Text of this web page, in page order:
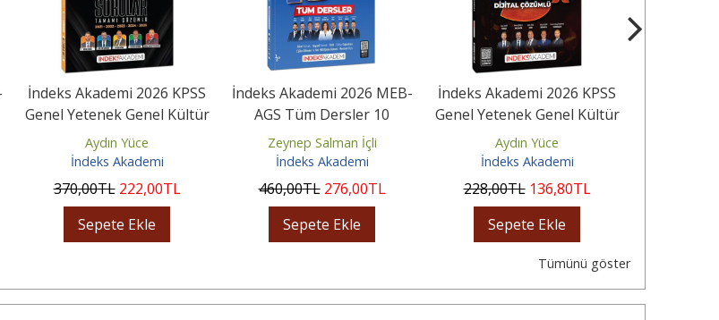
İndeks Akademi 2026 KPSS
Genel Yetenek Genel Kültür
ÖSYM nin İndeksi...
Aydın Yüce
İndeks Akademi
370,00TL 222,00TL
Sepete Ekle
İndeks Akademi 2026 MEB-
AGS Tüm Dersler 10
DenemeX Çözümlü
Zeynep Salman İçli
İndeks Akademi
460,00TL 276,00TL
Sepete Ekle
İndeks Akademi 2026 KPSS
Genel Yetenek Genel Kültür
5 DenemeX Çözümlü
Aydın Yüce
İndeks Akademi
228,00TL 136,80TL
Sepete Ekle
Tümünü göster